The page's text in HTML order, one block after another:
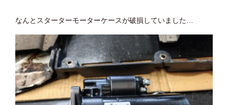
なんとスターターモーターケースが破損していました…